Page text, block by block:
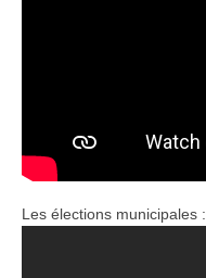
Les élections municipales :